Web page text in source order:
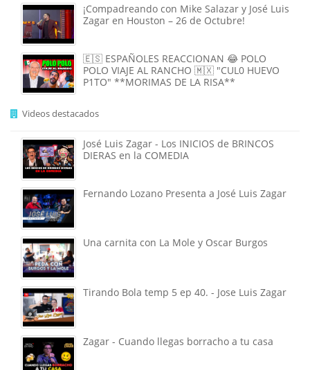
¡Compadreando con Mike Salazar y José Luis
Zagar en Houston – 26 de Octubre!
🇪🇸 ESPAÑOLES REACCIONAN 😂 POLO
POLO VIAJE AL RANCHO 🇲🇽 "CUL0 HUEVO
P1TO" **MORIMAS DE LA RISA**
Videos destacados
José Luis Zagar - Los INICIOS de BRINCOS
DIERAS en la COMEDIA
Fernando Lozano Presenta a José Luis Zagar
Una carnita con La Mole y Oscar Burgos
Tirando Bola temp 5 ep 40. - Jose Luis Zagar
Zagar - Cuando llegas borracho a tu casa